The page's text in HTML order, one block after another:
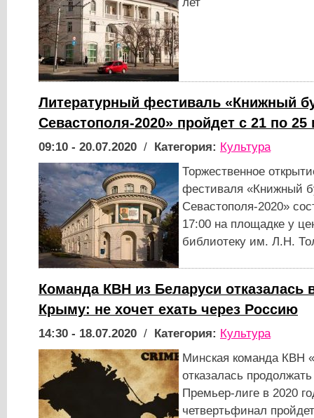
Литературный фестиваль «Книжный
Севастополя-2020» пройдет с 21 по
09:10 - 20.07.2020 / Категория: Культура
Торжественное
фестиваля «Книжный
Севастополя-2020»
17:00 на площадке у
библиотеку им. Л.Н.
Команда КВН из Беларуси отказалась
Крыму: не хочет ехать через Россию
14:30 - 18.07.2020 / Категория: Культура
Минская команда КВН
отказалась
Премьер-лиге в 2020
четвертьфинал